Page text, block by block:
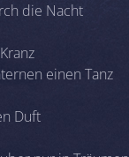
die Nacht
einen Tanz
Duft